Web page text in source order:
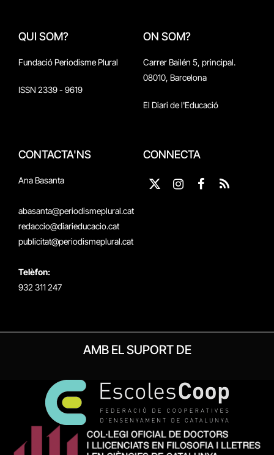
QUI SOM?
Fundació Periodisme Plural
ISSN 2339 - 9619
ON SOM?
Carrer Bailén 5, principal.
08010, Barcelona
El Diari de l'Educació
CONTACTA'NS
Ana Basanta
abasanta@periodismeplural.cat
redaccio@diarieducacio.cat
publicitat@periodismeplural.cat
Telèfon:
932 311 247
CONNECTA
X
Instagram
Facebook
RSS
AMB EL SUPORT DE